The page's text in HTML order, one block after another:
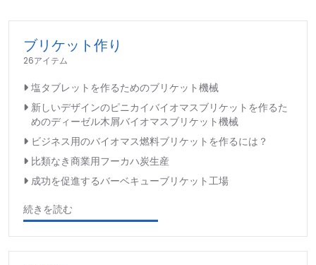
ブリケット作り
26アイテム
塩タブレットを作るためのブリケット機械
新しいデザインのピニカイバイオマスブリケットを作るた
めのディーゼル木屑バイオマスブリケット機械
ビジネス用のバイオマス燃料ブリケットを作るには？
比類なき商業用フーカハ炭生産
成功を促進するバーベキューブリケット工場
続きを読む